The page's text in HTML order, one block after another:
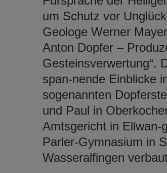
um Schutz vor
Geologe Werner
Anton Dopfer –
Gesteinsverwertung“.
span-nende Einblicke
sogenannten
und Paul in
Amtsgericht in Ellwan-
Parler-Gymnasium in
Wasseralfingen